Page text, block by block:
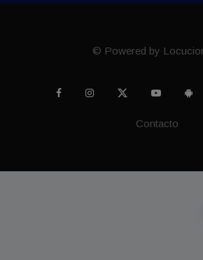
© Powered by
Contacto